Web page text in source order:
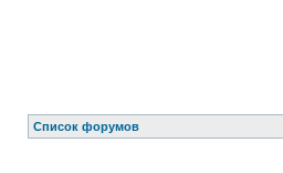
Список форумов